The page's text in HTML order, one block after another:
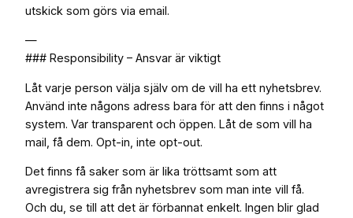
utskick som görs via email.
—
### Responsibility – Ansvar är viktigt
Låt varje person välja själv om de vill ha ett nyhetsbrev.
Använd inte någons adress bara för att den finns i något
system. Var transparent och öppen. Låt de som vill ha
mail, få dem. Opt-in, inte opt-out.
Det finns få saker som är lika tröttsamt som att
avregistrera sig från nyhetsbrev som man inte vill få.
Och du, se till att det är förbannat enkelt. Ingen blir glad